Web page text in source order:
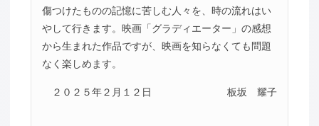
傷つけたものの記憶に苦しむ人々を、時の流れはい
やして行きます。映画「グラディエーター」の感想
から生まれた作品ですが、映画を知らなくても問題
なく楽しめます。
２０２５年２月１２日 板坂 耀子